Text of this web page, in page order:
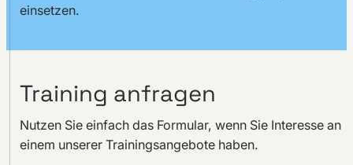
einsetzen.
Training anfragen
Nutzen Sie einfach das Formular, wenn Sie Interesse an
einem unserer Trainingsangebote haben.